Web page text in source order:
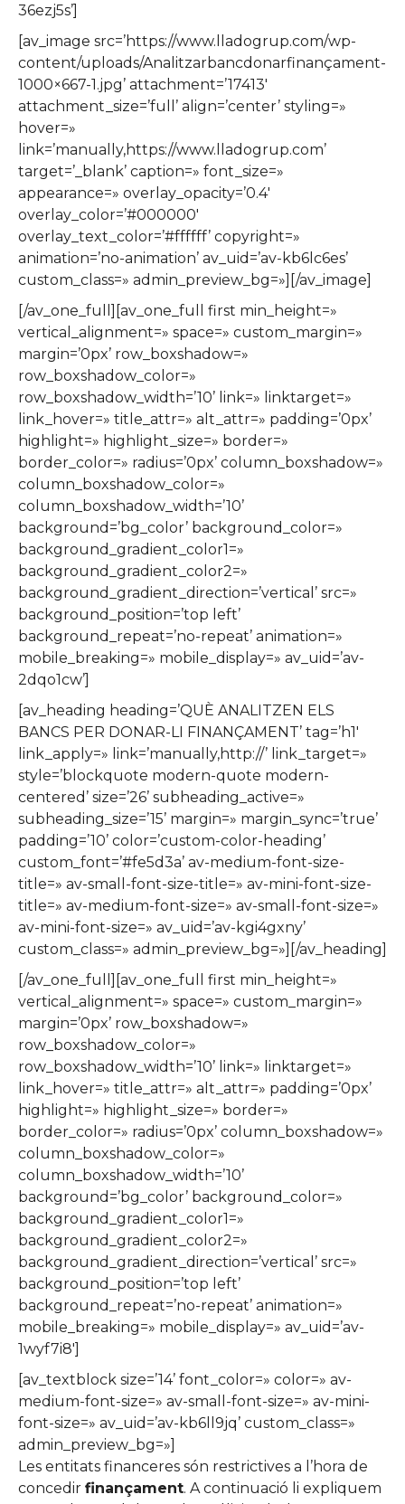
36ezj5s’]
[av_image src=’https://www.lladogrup.com/wp-
content/uploads/Analitzarbancdonarfinançament-
1000×667-1.jpg’ attachment=’17413′
attachment_size=’full’ align=’center’ styling=»
hover=»
link=’manually,https://www.lladogrup.com’
target=’_blank’ caption=» font_size=»
appearance=» overlay_opacity=’0.4′
overlay_color=’#000000′
overlay_text_color=’#ffffff’ copyright=»
animation=’no-animation’ av_uid=’av-kb6lc6es’
custom_class=» admin_preview_bg=»][/av_image]
[/av_one_full][av_one_full first min_height=»
vertical_alignment=» space=» custom_margin=»
margin=’0px’ row_boxshadow=»
row_boxshadow_color=»
row_boxshadow_width=’10’ link=» linktarget=»
link_hover=» title_attr=» alt_attr=» padding=’0px’
highlight=» highlight_size=» border=»
border_color=» radius=’0px’ column_boxshadow=»
column_boxshadow_color=»
column_boxshadow_width=’10’
background=’bg_color’ background_color=»
background_gradient_color1=»
background_gradient_color2=»
background_gradient_direction=’vertical’ src=»
background_position=’top left’
background_repeat=’no-repeat’ animation=»
mobile_breaking=» mobile_display=» av_uid=’av-
2dqo1cw’]
[av_heading heading=’QUÈ ANALITZEN ELS
BANCS PER DONAR-LI FINANÇAMENT’ tag=’h1′
link_apply=» link=’manually,http://’ link_target=»
style=’blockquote modern-quote modern-
centered’ size=’26’ subheading_active=»
subheading_size=’15’ margin=» margin_sync=’true’
padding=’10’ color=’custom-color-heading’
custom_font=’#fe5d3a’ av-medium-font-size-
title=» av-small-font-size-title=» av-mini-font-size-
title=» av-medium-font-size=» av-small-font-size=»
av-mini-font-size=» av_uid=’av-kgi4gxny’
custom_class=» admin_preview_bg=»][/av_heading]
[/av_one_full][av_one_full first min_height=»
vertical_alignment=» space=» custom_margin=»
margin=’0px’ row_boxshadow=»
row_boxshadow_color=»
row_boxshadow_width=’10’ link=» linktarget=»
link_hover=» title_attr=» alt_attr=» padding=’0px’
highlight=» highlight_size=» border=»
border_color=» radius=’0px’ column_boxshadow=»
column_boxshadow_color=»
column_boxshadow_width=’10’
background=’bg_color’ background_color=»
background_gradient_color1=»
background_gradient_color2=»
background_gradient_direction=’vertical’ src=»
background_position=’top left’
background_repeat=’no-repeat’ animation=»
mobile_breaking=» mobile_display=» av_uid=’av-
1wyf7i8′]
[av_textblock size=’14’ font_color=» color=» av-
medium-font-size=» av-small-font-size=» av-mini-
font-size=» av_uid=’av-kb6ll9jq’ custom_class=»
admin_preview_bg=»]
Les entitats financeres són restrictives a l’hora de
concedir finançament. A continuació li expliquem